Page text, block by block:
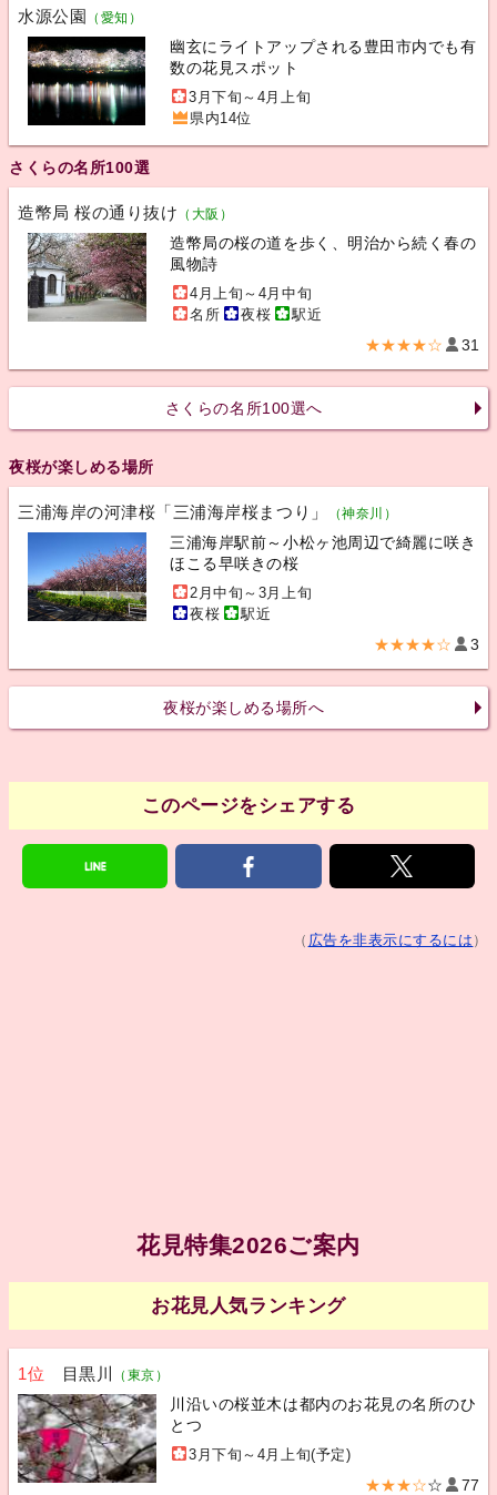
水源公園 （愛知）
幽玄にライトアップされる豊田市内でも有
数の花見スポット
3月下旬～4月上旬
県内14位
さくらの名所100選
造幣局 桜の通り抜け （大阪）
造幣局の桜の道を歩く、明治から続く春の
風物詩
4月上旬～4月中旬
名所
夜桜 駅近
★★★★☆ 31
さくらの名所100選へ
夜桜が楽しめる場所
三浦海岸の河津桜「三浦海岸桜まつり」 （神奈川）
三浦海岸駅前～小松ヶ池周辺で綺麗に咲き
ほこる早咲きの桜
2月中旬～3月上旬
夜桜
駅近
★★★★☆ 3
夜桜が楽しめる場所へ
このページをシェアする
（ 広告を非表示にするには ）
花見特集2026ご案内
お花見人気ランキング
1位 目黒川 （東京）
川沿いの桜並木は都内のお花見の名所のひ
とつ
3月下旬～4月上旬(予定)
★★★☆☆ 77